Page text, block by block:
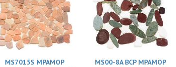
MS7015S МРАМОР
MS00-8A BCP МРАМОР